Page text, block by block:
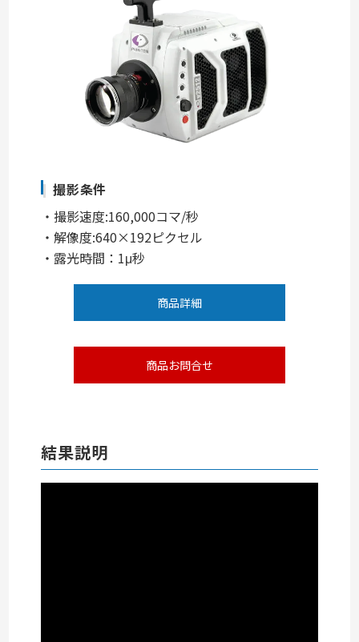
撮影条件
・撮影速度:160,000コマ/秒
・解像度:640×192ピクセル
・露光時間：1μ秒
商品詳細
商品お問合せ
結果説明